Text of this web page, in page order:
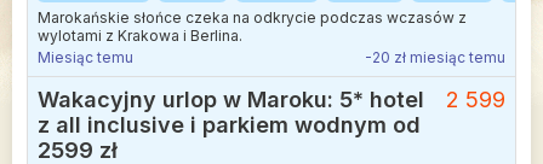
Marokańskie słońce czeka na odkrycie podczas wczasów z
wylotami z Krakowa i Berlina.
Miesiąc temu
-20 zł miesiąc temu
Wakacyjny urlop w Maroku: 5* hotel
z all inclusive i parkiem wodnym od
2599 zł
2 599